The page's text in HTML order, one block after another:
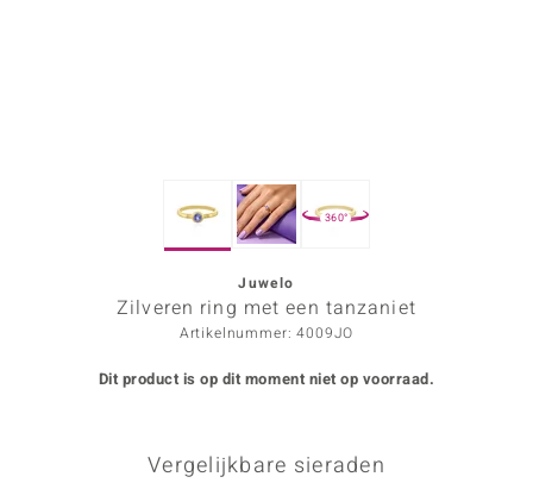
360°
Juwelo
Zilveren ring met een tanzaniet
Artikelnummer: 4009JO
Dit product is op dit moment niet op voorraad.
Vergelijkbare sieraden